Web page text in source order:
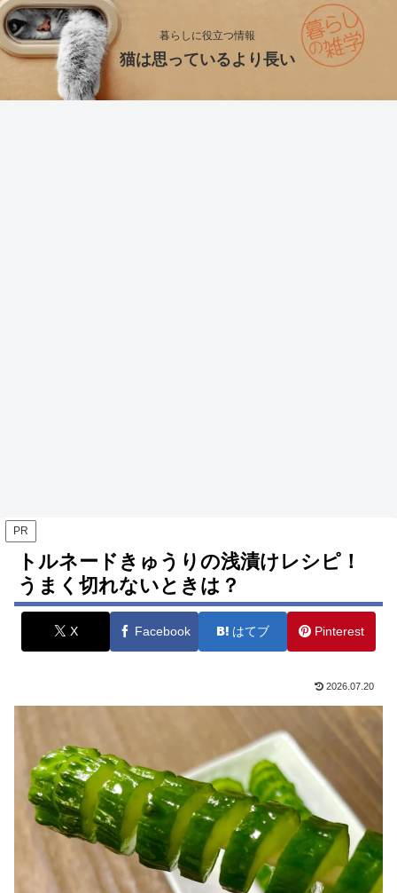
暮らしに役立つ情報
猫は思っているより長い
PR
トルネードきゅうりの浅漬けレシピ！
うまく切れないときは？
X Facebook はてブ Pinterest
2026.07.20